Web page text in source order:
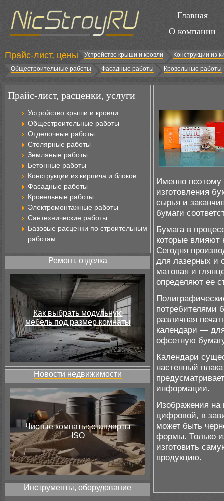
Главная
О компании
Прайс-лист, цены Устройство крыши и кровли
Конструкции из
Общестроительные работы
Фасадные работы Кровельные работы
Прайс-лист, расценки, услуги
Устройство крыши и кровли
Общестроительные работы
Отделочные работы
Столярные работы
Земляные работы
Бетонные работы
Конструкции из кирпича и блоков
Фасадные работы
Кровельные работы
Электромонтажные работы
Сантехнические работы
Базовые расценки по строительным
работам
Ремонт, отделка
Как выбрать модульную
мебель под размер комнаты
Новости недвижимости
Чистые комнаты: стандарты
ISO
Инструменты, оборудование
Именно поэтому
изготовления
сырья и
бумаги
Бумага в
которые влияют
Сегодня
для лазерных и
матовая и
определяют ее
потребителями
различная
календари —
офсетную
Календари
настенный
информации.
Изображения на
цифровой, в
может быть
формы. Только
изготовить
продукцию.